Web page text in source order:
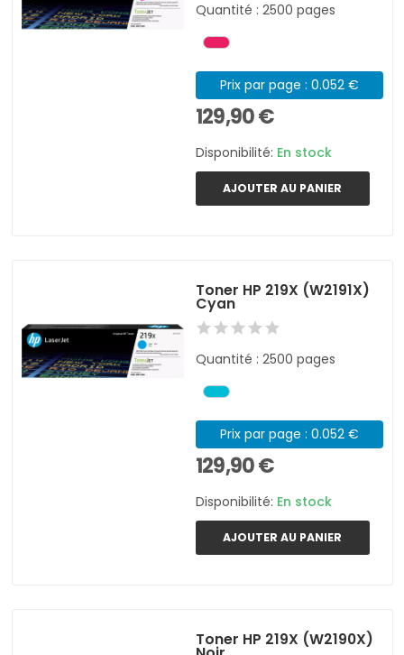
Quantité : 2500 pages
Prix par page : 0.052 €
129,90 €
Disponibilité: En stock
AJOUTER AU PANIER
Toner HP 219X (W2191X)
Cyan
Quantité : 2500 pages
Prix par page : 0.052 €
129,90 €
Disponibilité: En stock
AJOUTER AU PANIER
Toner HP 219X (W2190X)